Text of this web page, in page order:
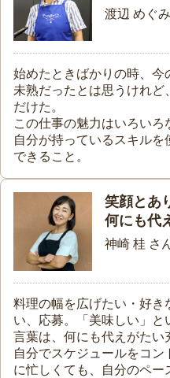
渡辺 めぐ
始めたときばかりの時、今
未熟だったとは思うけれど
だけた。
この仕事の魅力はいろい
自分が持っているスキル
できること。
笑顔とあ
何にも代
神崎 桂 さ
料理の幅を広げたい・好き
い、応募。「美味しい」
言葉は、何にも代えがたい
自分でスケジュールをコ
に忙しくても、自分のペー